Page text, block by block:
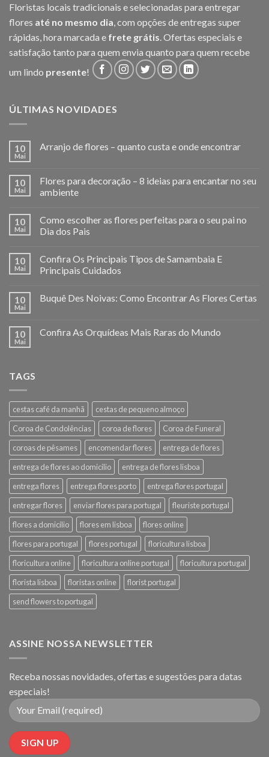
Floristas locais tradicionais e selecionadas para entregar
flores até no mesmo dia, com opções de entregas super
rápidas, hora marcada e frete grátis. Ofertas especiais e
satisfação tanto para quem envia quanto para quem recebe
um lindo presente!
ÚLTIMAS NOVIDADES
10
Mai
Arranjo de flores – quanto custa e onde encontrar
10
Mai
Flores para decoração – 8 ideias para encantar no seu
ambiente
10
Mai
Como escolher as flores perfeitas para o seu pai no
Dia dos Pais
10
Mai
Confira Os Principais Tipos de Samambaia E
Principais Cuidados
10
Mai
Buquê Des Noivas: Como Encontrar As Flores Certas
10
Mai
Confira As Orquídeas Mais Raras do Mundo
TAGS
cestas café da manhã
cestas de pequeno almoço
Coroa de Condolências
coroa de flores
Coroa de Funeral
coroas de pêsames
encomendar flores
entrega de flores
entrega de flores ao domicilio
entrega de flores lisboa
entrega flores
entrega flores porto
entrega flores portugal
entregar flores
enviar flores para portugal
fleuriste portugal
flores a domicilio
flores em lisboa
flores online
flores para portugal
flores portugal
floricultura lisboa
floricultura online
floricultura online portugal
floricultura portugal
florista lisboa
floristas online
florist portugal
send flowers to portugal
ASSINE NOSSA NEWSLETTER
Receba nossas novidades, ofertas e sugestões para datas
especiais!